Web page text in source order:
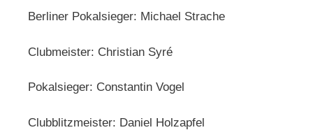
Berliner Pokalsieger: Michael Strache
Clubmeister: Christian Syré
Pokalsieger: Constantin Vogel
Clubblitzmeister: Daniel Holzapfel